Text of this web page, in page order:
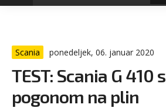
Scania ponedeljek, 06. januar 2020
TEST: Scania G 410 s
pogonom na plin